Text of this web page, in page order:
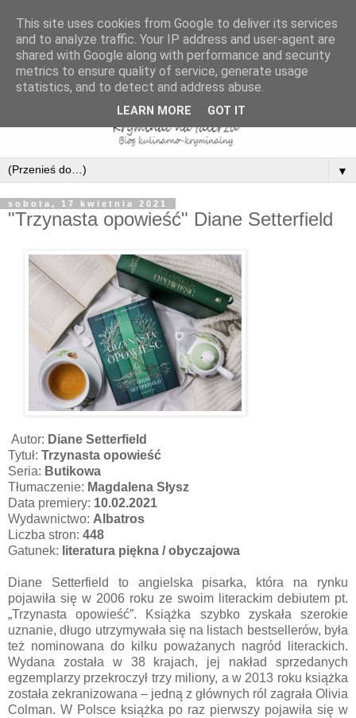
▼
sobota, 17 kwietnia 2021
"Trzynasta opowieść" Diane Setterfield
Autor: Diane Setterfield
Tytuł: Trzynasta opowieść
Seria: Butikowa
Tłumaczenie: Magdalena Słysz
Data premiery: 10.02.2021
Wydawnictwo: Albatros
Liczba stron: 448
Gatunek: literatura piękna / obyczajowa
Diane Setterfield to angielska pisarka, która na rynku
pojawiła się w 2006 roku ze swoim literackim debiutem pt.
„Trzynasta opowieść”. Książka szybko zyskała szerokie
uznanie, długo utrzymywała się na listach bestsellerów, była
też nominowana do kilku poważanych nagród literackich.
Wydana została w 38 krajach, jej nakład sprzedanych
egzemplarzy przekroczył trzy miliony, a w 2013 roku książka
została zekranizowana – jedną z głównych ról zagrała Olivia
Colman. W Polsce książka po raz pierwszy pojawiła się w
This site uses cookies from Google to deliver its services
and to analyze traffic. Your IP address and user-agent are
shared with Google along with performance and security
metrics to ensure quality of service, generate usage
statistics, and to detect and address abuse.
LEARN MORE GOT IT